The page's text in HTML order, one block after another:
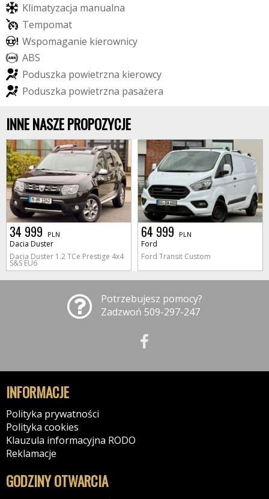
Klimatyzacja manualna
Tempomat
Wspomaganie kierownicy
ABS
Poduszka powietrzna kierowcy
Poduszka powietrzna pasażera
INNE NASZE PROPOZYCJE
34 999 PLN
Dacia Duster
Dacia Duster 1.2 TCe Prestige 4x4
S&S EU6
64 999 PLN
Ford
Ford Transit Custom
Potrzebujesz pomocy?
Zadzwoń 509-297-247
INFORMACJE
Polityka prywatności
Polityka cookies
Klauzula informacyjna RODO
Reklamacje
GODZINY OTWARCIA